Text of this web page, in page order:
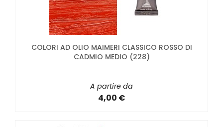
COLORI AD OLIO MAIMERI CLASSICO ROSSO DI
CADMIO MEDIO (228)
A partire da
4,00 €